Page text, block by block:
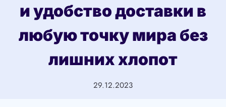
и удобство доставки в
любую точку мира без
лишних хлопот
29.12.2023